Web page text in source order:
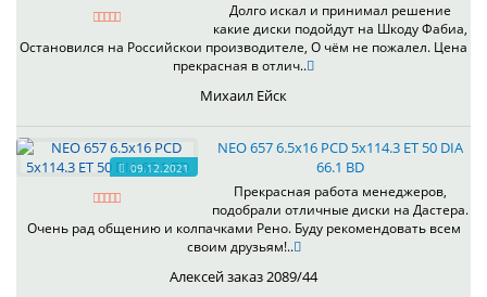
Долго искал и принимал решение
какие диски подойдут на Шкоду Фабиа,
Остановился на Российскои производителе, О чём не пожалел. Цена
прекрасная в отлич..
Михаил Ейск
09.12.2021
NEO 657 6.5x16 PCD 5x114.3 ET 50 DIA
66.1 BD
Прекрасная работа менеджеров,
подобрали отличные диски на Дастера.
Очень рад общению и колпачками Рено. Буду рекомендовать всем
своим друзьям!..
Алексей заказ 2089/44